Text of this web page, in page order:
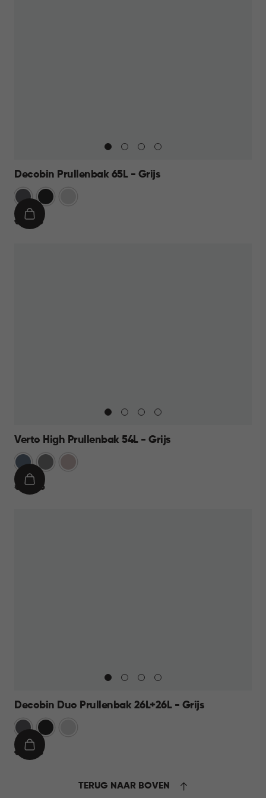
Decobin Prullenbak 65L - Grijs
Grijs Zwart
€
€ 59,95
IN
Verto High Prullenbak 54L - Grijs
BlauwGrijs Rose
€
€ 44,95
IN
Decobin Duo Prullenbak 26L+26L - Grijs
Grijs Zwart
€
€ 69,95
IN
TERUG NAAR BOVEN